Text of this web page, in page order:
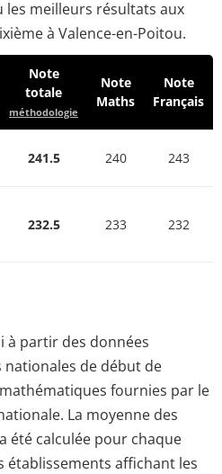
les meilleurs résultats aux
à Valence-en-Poitou.
Note
totale
méthodologie
Note
Maths
Note
Français
241.5 240 243
232.5 233 232
à partir des données
nationales de début de
fournies par le
La moyenne des
été calculée pour chaque
établissements affichant les